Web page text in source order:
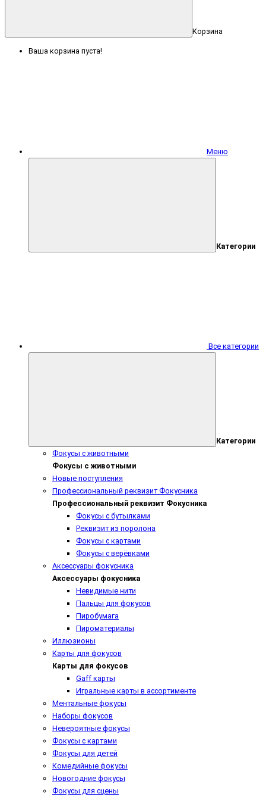
Корзина
Ваша корзина пуста!
Меню
Категории
Все категории
Категории
Фокусы с животными
Фокусы с животными
Новые поступления
Профессиональный реквизит Фокусника
Профессиональный реквизит Фокусника
Фокусы с бутылками
Реквизит из поролона
Фокусы с картами
Фокусы с верёвками
Аксессуары фокусника
Аксессуары фокусника
Невидимые нити
Пальцы для фокусов
Пиробумага
Пироматериалы
Иллюзионы
Карты для фокусов
Карты для фокусов
Gaff карты
Игральные карты в ассортименте
Ментальные фокусы
Наборы фокусов
Невероятные фокусы
Фокусы с картами
Фокусы для детей
Комедийные фокусы
Новогодние фокусы
Фокусы для сцены